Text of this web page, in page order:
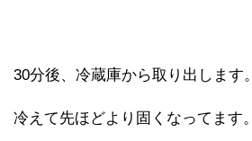
30分後、冷蔵庫から取り出します。
冷えて先ほどより固くなってます。